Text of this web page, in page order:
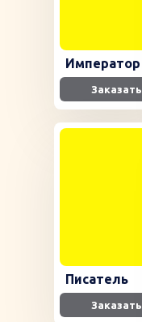
Император
Заказать
Писатель
Заказать